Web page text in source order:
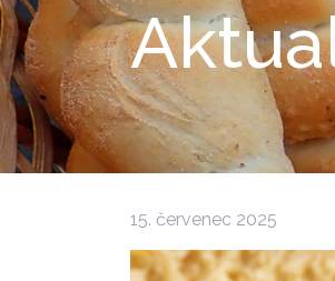
15. červenec 2025